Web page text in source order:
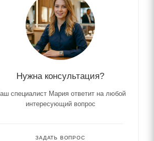
Нужна консультация?
специалист Мария ответит на любой
интересующий вопрос
ЗАДАТЬ ВОПРОС